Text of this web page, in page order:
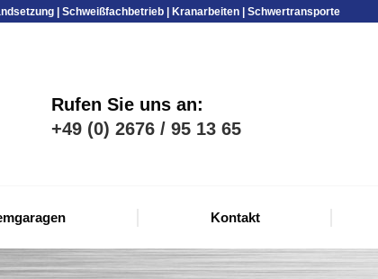
| Schweißfachbetrieb | Kranarbeiten | Schwertransporte
Rufen Sie uns an:
+49 (0) 2676 / 95 13 65
Kontakt